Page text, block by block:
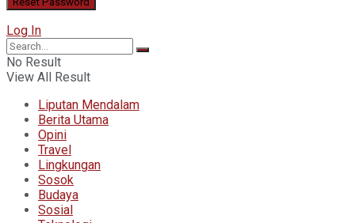
Log In
No Result
View All Result
Liputan Mendalam
Berita Utama
Opini
Travel
Lingkungan
Sosok
Budaya
Sosial